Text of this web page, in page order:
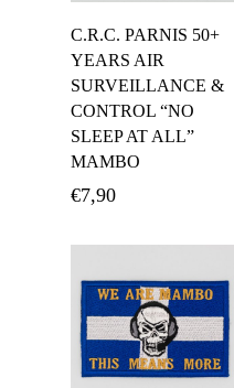
Καλάθι
C.R.C. PARNIS 50+
YEARS AIR
SURVEILLANCE &
CONTROL “NO
SLEEP AT ALL”
MAMBO
€7,90